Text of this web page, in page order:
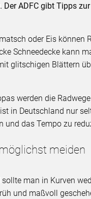
ADFC gibt Tipps
oder Eis
Schneedecke kann
glitschigen Blättern
werden die
in Deutschland nur
und das Tempo zu
meiden
man in Kurven
und maßvoll